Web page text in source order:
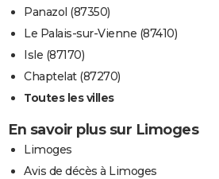
Panazol (87350)
Le Palais-sur-Vienne (87410)
Isle (87170)
Chaptelat (87270)
Toutes les villes
En savoir plus sur Limoges
Limoges
Avis de décès à Limoges